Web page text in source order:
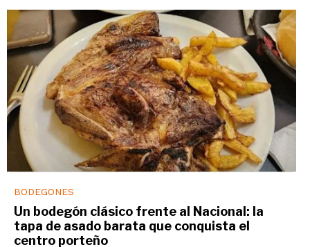
BODEGONES
Un bodegón clásico frente al Nacional: la
tapa de asado barata que conquista el
centro porteño